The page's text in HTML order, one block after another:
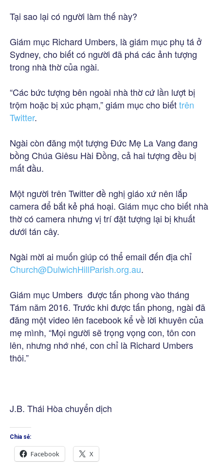
Tại sao lại có người làm thế này?
Giám mục Richard Umbers, là giám mục phụ tá ở
Sydney, cho biết có người đã phá các ảnh tượng
trong nhà thờ của ngài.
“Các bức tượng bên ngoài nhà thờ cứ lần lượt bị
trộm hoặc bị xúc phạm,” giám mục cho biếttrên
Twitter.
Ngài còn đăng một tượng Đức Mẹ La Vang đang
bồng Chúa Giêsu Hài Đồng, cả hai tượng đều bị
mất đầu.
Một người trên Twitter đề nghị giáo xứ nên lắp
camera để bắt kẻ phá hoại. Giám mục cho biết nhà
thờ có camera nhưng vị trí đặt tượng lại bị khuất
dưới tán cây.
Ngài mời ai muốn giúp có thể email đến địa chỉ
Church@DulwichHillParish.org.au.
Giám mục Umbers được tấn phong vào tháng
Tám năm 2016. Trước khi được tấn phong, ngài đã
đăng một video lên facebook kể về lời khuyên của
mẹ mình, “Mọi người sẽ trọng vọng con, tôn con
lên, nhưng nhớ nhé, con chỉ là Richard Umbers
thôi.”
J.B. Thái Hòa chuyển dịch
Chia sẻ:
Facebook X